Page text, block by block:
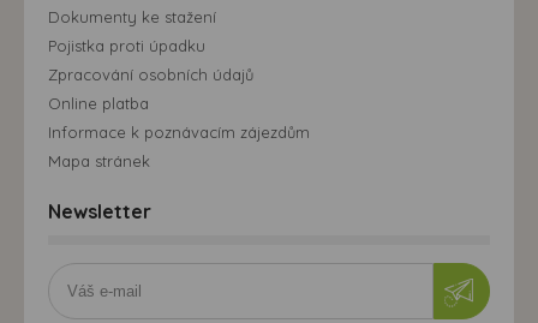
Dokumenty ke stažení
Pojistka proti úpadku
Zpracování osobních údajů
Online platba
Informace k poznávacím zájezdům
Mapa stránek
Newsletter